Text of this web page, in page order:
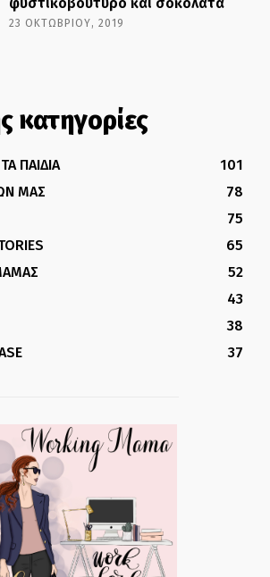
23 ΟΚΤΩΒΡΊΟΥ, 2019
κατηγορίες
ΠΑΙΔΙΑ
101
ΜΑΣ
78
75
65
52
43
38
37